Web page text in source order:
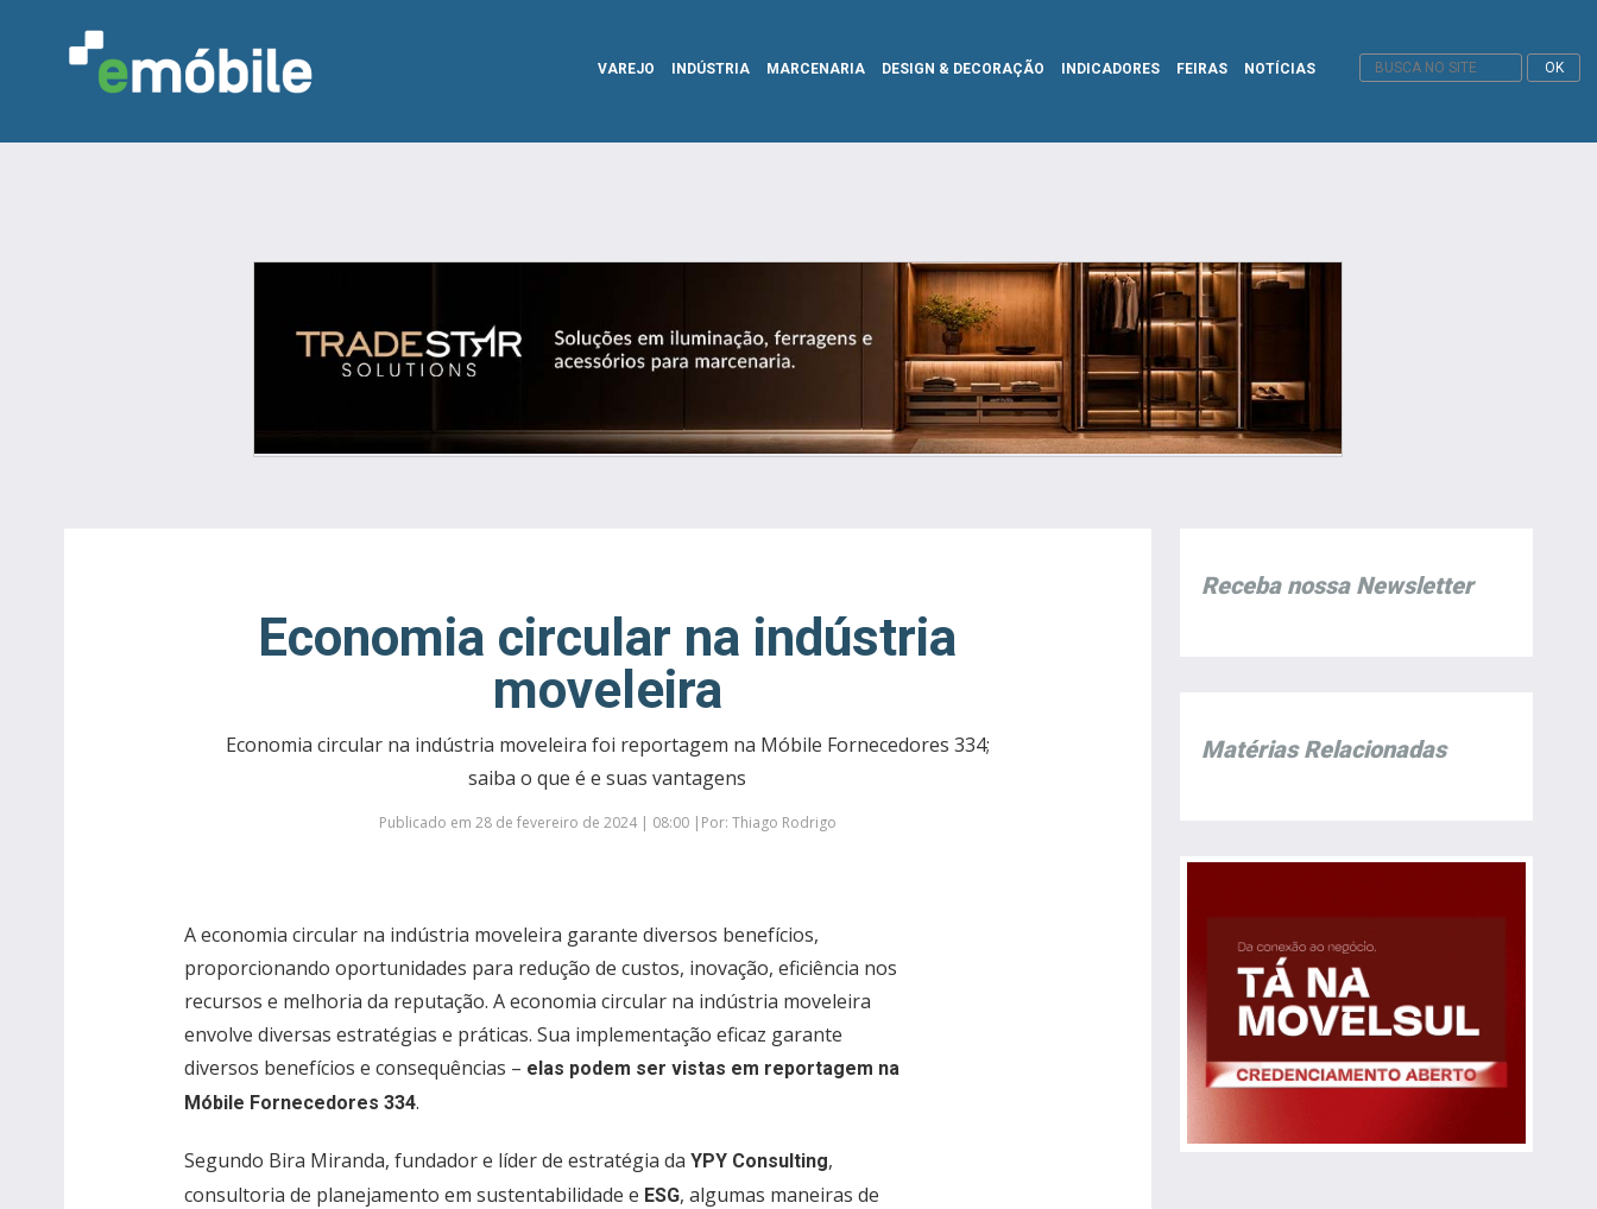
VAREJO INDÚSTRIA MARCENARIA DESIGN & DECORAÇÃO INDICADORES FEIRAS NOTÍCIAS
Economia circular na indústria
moveleira
Economia circular na indústria moveleira foi reportagem na Móbile Fornecedores 334;
saiba o que é e suas vantagens
Publicado em 28 de fevereiro de 2024 | 08:00 |Por: Thiago Rodrigo
A economia circular na indústria moveleira garante diversos benefícios,
proporcionando oportunidades para redução de custos, inovação, eficiência nos
recursos e melhoria da reputação. A economia circular na indústria moveleira
envolve diversas estratégias e práticas. Sua implementação eficaz garante
diversos benefícios e consequências – elas podem ser vistas em reportagem na
Móbile Fornecedores 334.
Segundo Bira Miranda, fundador e líder de estratégia da YPY Consulting,
consultoria de planejamento em sustentabilidade e ESG, algumas maneiras de
Receba nossa Newsletter
Matérias Relacionadas